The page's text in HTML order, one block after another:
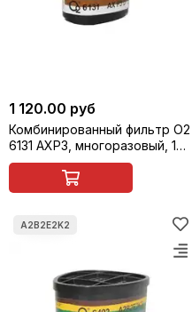
1 120.00 руб
Комбинированный фильтр О2
6131 AXP3, многоразовый, 1
шт